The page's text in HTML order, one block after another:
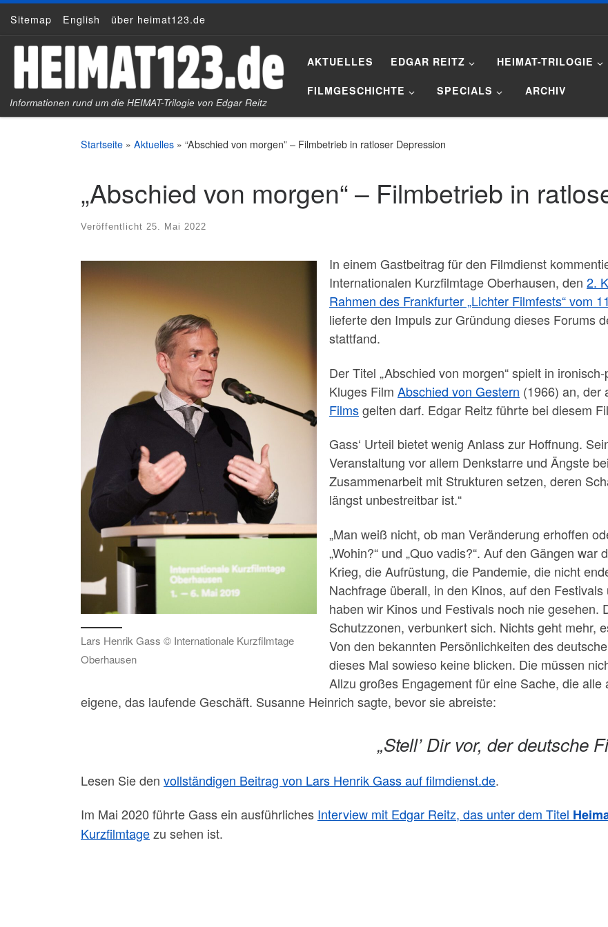
Zum Inhalt springen
Sitemap English über heimat123.de
Informationen rund um die HEIMAT-Trilogie von Edgar Reitz
AKTUELLES EDGAR REITZ HEIMAT-TRILOGIE
FILMGESCHICHTE SPECIALS ARCHIV
Startseite » Aktuelles » “Abschied von morgen” – Filmbetrieb in ratloser Depression
„Abschied von morgen“ – Filmbetrieb in
Veröffentlicht 25. Mai 2022
Lars Henrik Gass © Internationale Kurzfilmtage
Oberhausen
In einem Gastbeitrag für den Filmdienst
Internationalen Kurzfilmtage Oberhausen, den2.
Rahmen des Frankfurter „Lichter Filmfests“ vom
lieferte den Impuls zur Gründung dieses Forums
stattfand.
Der Titel „Abschied von morgen“ spielt in
Kluges FilmAbschied von Gestern (1966) an, der
Filmsgelten darf. Edgar Reitz führte bei diesem
Gass‘ Urteil bietet wenig Anlass zur Hoffnung.
Veranstaltung vor allem Denkstarre und Ängste
Zusammenarbeit mit Strukturen setzen, deren
längst unbestreitbar ist.“
„Man weiß nicht, ob man Veränderung erhoffen
„Wohin?“ und „Quo vadis?“. Auf den Gängen
Krieg, die Aufrüstung, die Pandemie, die nicht
Nachfrage überall, in den Kinos, auf den
haben wir Kinos und Festivals noch nie gesehen.
Schutzzonen, verbunkert sich. Nichts geht mehr,
Von den bekannten Persönlichkeiten des
dieses Mal sowieso keine blicken. Die müssen
Allzu großes Engagement für eine Sache, die
eigene, das laufende Geschäft. Susanne Heinrich sagte, bevor sie abreiste:
„Stell’ Dir vor, der deutsche
Lesen Sie den vollständigen Beitrag von Lars Henrik Gass auf filmdienst.de.
Im Mai 2020 führte Gass ein ausführliches Interview mit Edgar Reitz, das unter dem Titel
Kurzfilmtagezu sehen ist.